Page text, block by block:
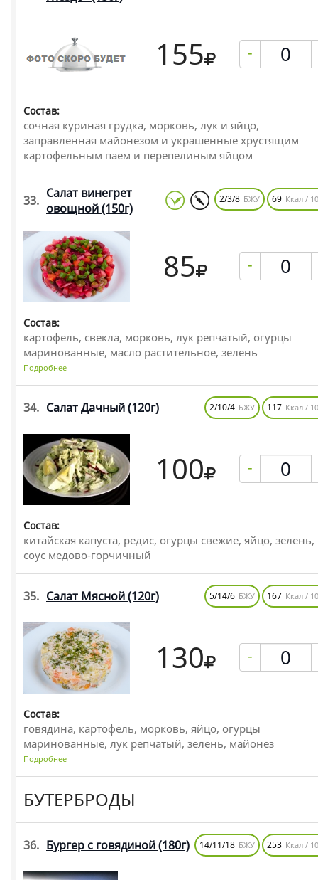
155 -
Состав:
сочная куриная грудка, морковь, лук и яйцо,
заправленная майонезом и украшенные хрустящим
картофельным паем и перепелиным яйцом
33. Салат винегрет
овощной(150г)
2/3/8 БЖУ 69 Ккал /
85 -
Состав:
картофель, свекла, морковь, лук репчатый, огурцы
маринованные, масло растительное, зелень
Подробнее
34. Салат Дачный(120г) 2/10/4 БЖУ 117 Ккал /
100 -
Состав:
китайская капуста, редис, огурцы свежие, яйцо, зелень,
соус медово-горчичный
35. Салат Мясной(120г) 5/14/6 БЖУ 167 Ккал /
130 -
Состав:
говядина, картофель, морковь, яйцо, огурцы
маринованные, лук репчатый, зелень, майонез
Подробнее
БУТЕРБРОДЫ
36. Бургер с говядиной(180г) 14/11/18 БЖУ 253 Ккал /